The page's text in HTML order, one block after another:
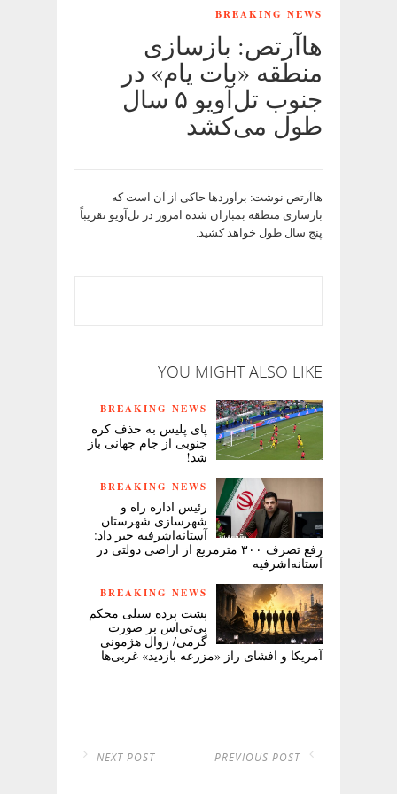
BREAKING NEWS
هاآرتص: بازسازی
منطقه «بات یام» در
جنوب تل‌آویو ۵ سال
طول می‌کشد
هاآرتص نوشت: برآوردها حاکی از آن است که
بازسازی منطقه بمباران شده امروز در تل‌آویو تقریباً
پنج سال طول خواهد کشید.
YOU MIGHT ALSO LIKE
BREAKING NEWS
پای پلیس به حذف کره
جنوبی از جام جهانی باز
شد!
BREAKING NEWS
رئیس اداره راه و
شهرسازی شهرستان
آستانه‌اشرفیه خبر داد:
رفع تصرف ۳۰۰ مترمربع از اراضی دولتی در
آستانه‌اشرفیه
BREAKING NEWS
پشت پرده سیلی محکم
بی‌تی‌اس بر صورت
گرمی/ زوال هژمونی
آمریکا و افشای راز «مزرعه بازدید» غربی‌ها
PREVIOUS POST
NEXT POST